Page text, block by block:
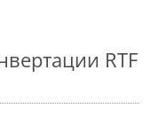
RTF